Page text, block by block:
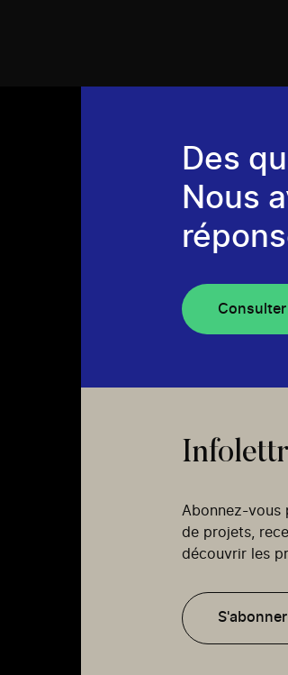
Des
Nous
Consulter
Abonnez-vous
de projets,
découvrir les
S'abonner